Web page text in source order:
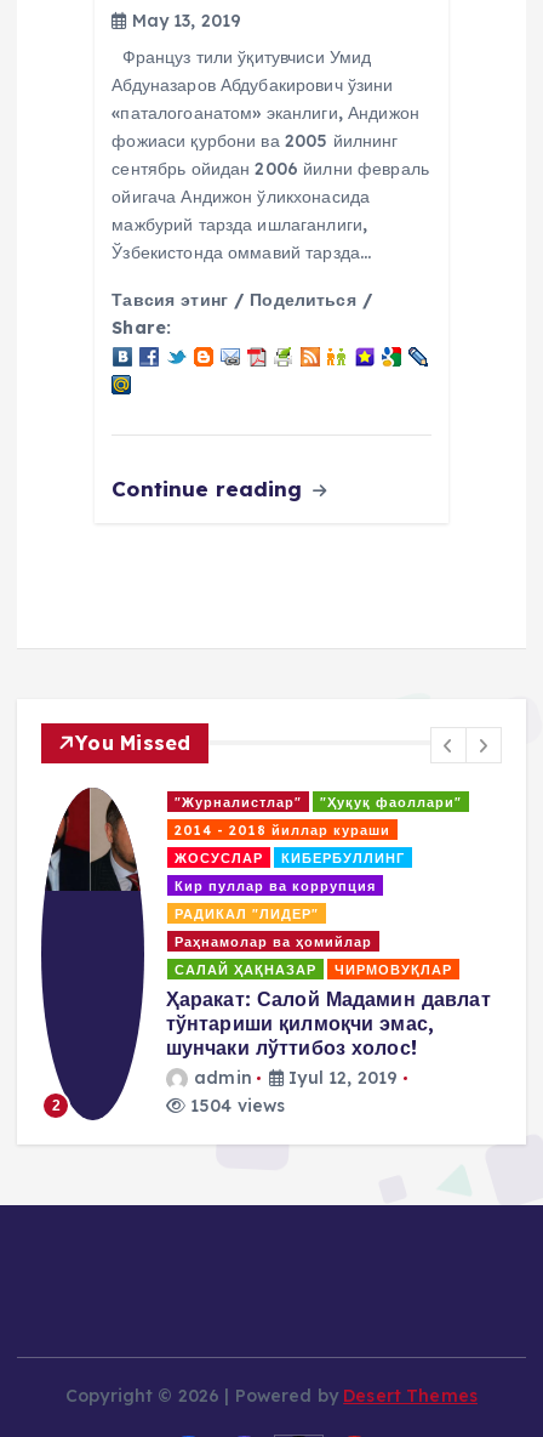
May 13, 2019
Француз тили ўқитувчиси Умид
Абдуназаров Абдубакирович ўзини
«паталогоанатом» эканлиги, Андижон
фожиаси қурбони ва 2005 йилнинг
сентябрь ойидан 2006 йилни февраль
ойигача Андижон ўликхонасида
мажбурий тарзда ишлаганлиги,
Ўзбекистонда оммавий тарзда…
Тавсия этинг / Поделиться /
Share:
Continue reading
You Missed
"Журналистлар"
"Ҳуқуқ фаоллари"
2014 - 2018 йиллар кураши
ЖОСУСЛАР
КИБЕРБУЛЛИНГ
Кир пуллар ва коррупция
РАДИКАЛ "ЛИДЕР"
Раҳнамолар ва ҳомийлар
САЛАЙ ҲАҚНАЗАР
ЧИРМОВУҚЛАР
Салай Мадаминов Ўзбекистонда
давлат тўнтариши уюштириш
йўлидаги жиноий режалари
ҳақида сўзлайди!
admin
Iyul 6, 2019